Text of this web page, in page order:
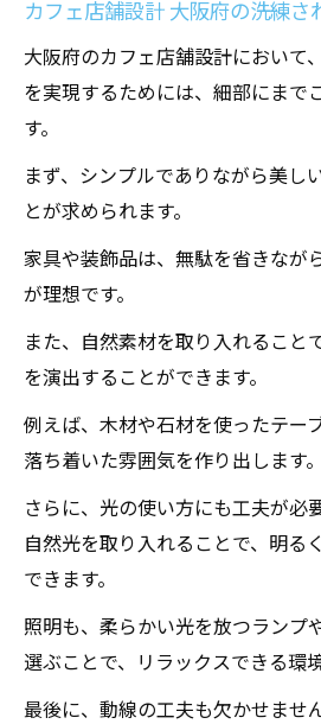
カフェ店舗設計 大阪府の洗練さ
大阪府のカフェ店舗設計において
を実現するためには、細部にまで
す。
まず、シンプルでありながら美し
とが求められます。
家具や装飾品は、無駄を省きなが
が理想です。
また、自然素材を取り入れること
を演出することができます。
例えば、木材や石材を使ったテー
落ち着いた雰囲気を作り出します。
さらに、光の使い方にも工夫が必
自然光を取り入れることで、明る
できます。
照明も、柔らかい光を放つランプ
選ぶことで、リラックスできる環
最後に、動線の工夫も欠かせません